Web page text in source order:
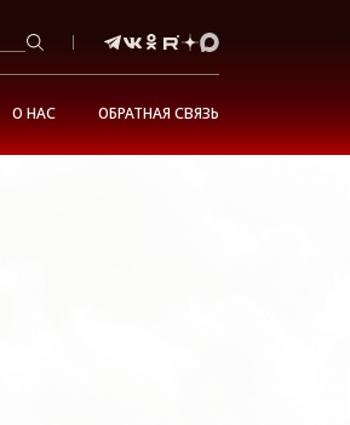
О НАС ОБРАТНАЯ СВЯЗЬ